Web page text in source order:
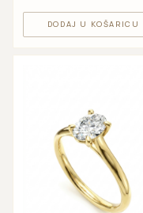
DODAJ U KOŠARICU